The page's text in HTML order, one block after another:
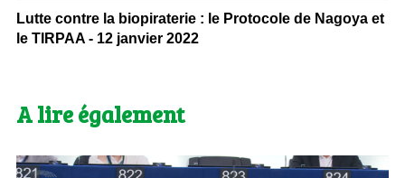
Lutte contre la biopiraterie : le Protocole de Nagoya et
le TIRPAA - 12 janvier 2022
A lire également